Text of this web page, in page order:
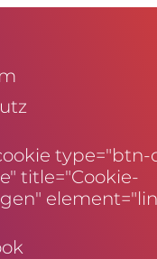
type="btn-
title="Cookie-